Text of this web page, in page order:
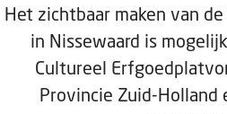
Het zichtbaar maken van
in Nissewaard is
Cultureel
Provincie Zuid-Holland